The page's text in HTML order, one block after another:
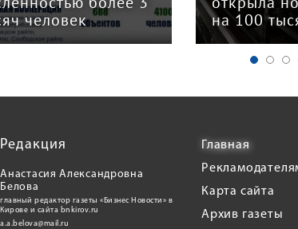
человек
на 100
Редакция
Анастасия Александровна
Белова
главный редактор газеты «Бизнес Новости» в
Кирове и сайта bnkirov.ru
a.a.belova@mail.ru
Главная
Карта сайта
Архив газеты